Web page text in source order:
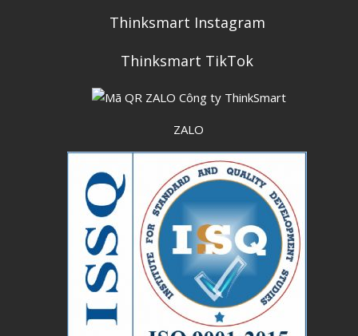
Thinksmart Instagram
Thinksmart TikTok
ZALO